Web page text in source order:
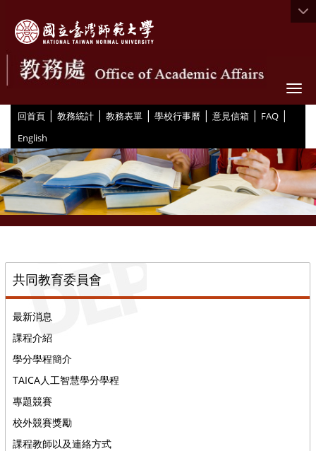
回首頁 | 教務統計 | 教務表單 | 學校行事曆 | 意見信箱 | FAQ |
English
共同教育委員會
最新消息
課程介紹
學分學程簡介
TAICA人工智慧學分學程
專題競賽
校外競賽獎勵
課程教師以及連絡方式